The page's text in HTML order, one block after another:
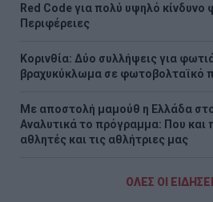
Red Code για πολύ υψηλό κίνδυνο
Περιφέρειες
Κορινθία: Δύο συλλήψεις για
βραχυκύκλωμα σε φωτοβολταϊκό
Με αποστολή μαμούθ η Ελλάδα
Αναλυτικά το πρόγραμμα: Που και
αθλητές και τις αθλήτριες μας
ΟΛΕΣ ΟΙ